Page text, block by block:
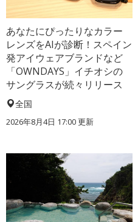
あなたにぴったりなカラー
レンズをAIが診断！スペイン
発アイウェアブランドなど
「OWNDAYS」イチオシの
サングラスが続々リリース
全国
2026年8月4日 17:00更新